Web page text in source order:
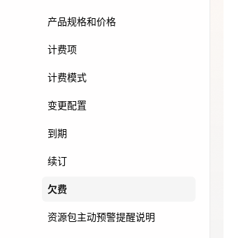
产品规格和价格
计费项
计费模式
变更配置
到期
续订
欠费
资源包主动预警提醒说明